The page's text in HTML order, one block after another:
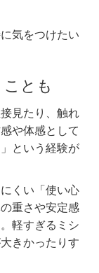
気をつけたい
とも
見たり、触れ
や体感として
という経験が
くい「使い心
重さや安定感
軽すぎるミシ
きかったりす